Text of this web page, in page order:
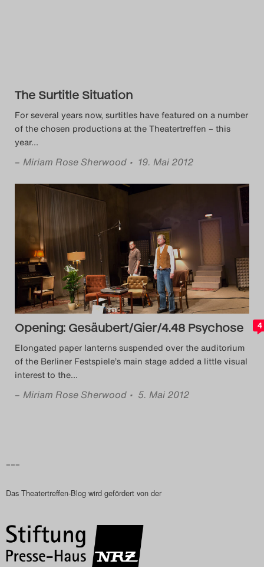
2015
Das Theatertreffen-Blog
2016
Das Theatertreffen-Blog
Das Theatertreffen-Blog
2018
Das Theatertreffen-Blog
2018 Alumni
Das Theatertreffen-Blog
2019
Das Theatertreffen-Blog
Das Theatertreffen-Blog
Das Theatertreffen-Blog
The Surtitle Situation
For several years now, surtitles have featured on a number
of the chosen productions at the Theatertreffen – this
year…
– Miriam Rose Sherwood • 19. Mai 2012
Opening: Gesäubert/Gier/4.48 Psychose 4
Elongated paper lanterns suspended over the auditorium
of the Berliner Festspiele’s main stage added a little visual
interest to the…
– Miriam Rose Sherwood • 5. Mai 2012
–––
Das Theatertreffen-Blog wird gefördert von der